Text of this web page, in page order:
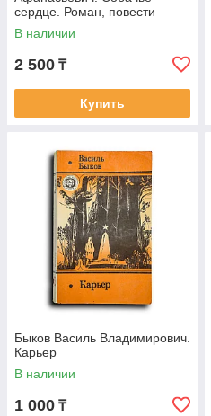
сердце. Роман, повести
В наличии
2 500 ₸
Купить
Быков Василь Владимирович.
Карьер
В наличии
1 000 ₸